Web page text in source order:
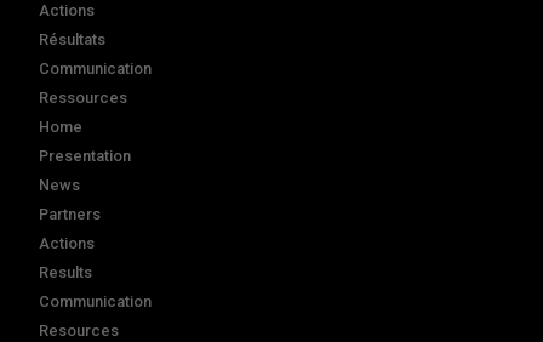
Actions
Résultats
Communication
Ressources
Home
Presentation
News
Partners
Actions
Results
Communication
Resources